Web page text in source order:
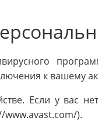
к вашему
Если у вас
www.avast.com/).